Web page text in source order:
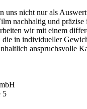
uns nicht nur als
nachhaltig und
wir mit einem
die in individueller
anspruchsvolle
5